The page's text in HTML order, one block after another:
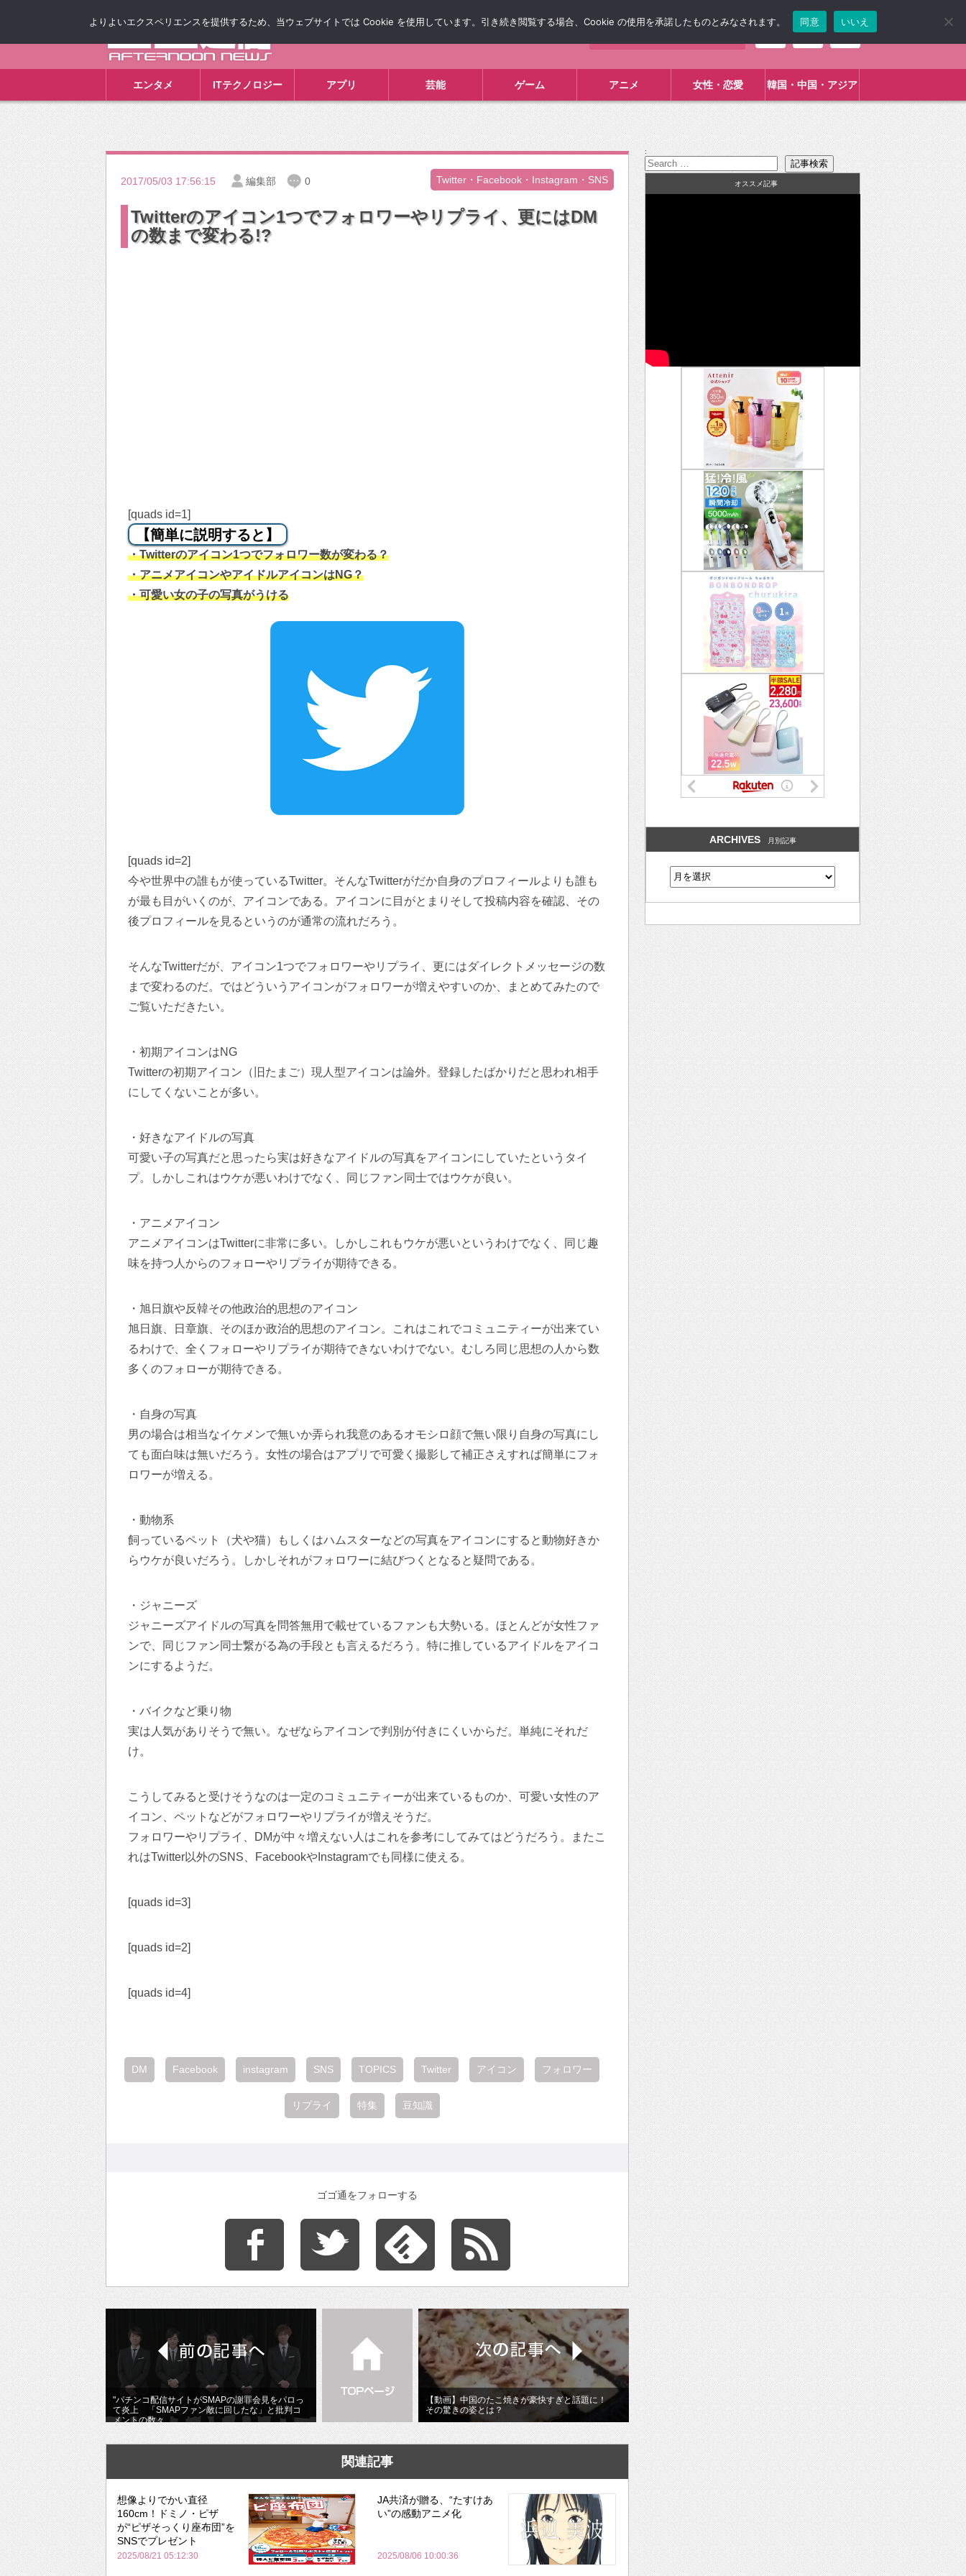
エンタメ ITテクノロジー アプリ 芸能 ゲーム アニメ 女性・恋愛 韓国・中国・アジア
2017/05/03 17:56:15 編集部 0 Twitter・Facebook・Instagram・SNS
Twitterのアイコン1つでフォロワーやリプライ、更にはDM
の数まで変わる!?
[quads id=1]
【簡単に説明すると】
・Twitterのアイコン1つでフォロワー数が変わる？
・アニメアイコンやアイドルアイコンはNG？
・可愛い女の子の写真がうける
[quads id=2]
今や世界中の誰もが使っているTwitter。そんなTwitterがだか自身のプロフィールよりも誰も
が最も目がいくのが、アイコンである。アイコンに目がとまりそして投稿内容を確認、その
後プロフィールを見るというのが通常の流れだろう。
そんなTwitterだが、アイコン1つでフォロワーやリプライ、更にはダイレクトメッセージの数
まで変わるのだ。ではどういうアイコンがフォロワーが増えやすいのか、まとめてみたので
ご覧いただきたい。
・初期アイコンはNG
Twitterの初期アイコン（旧たまご）現人型アイコンは論外。登録したばかりだと思われ相手
にしてくないことが多い。
・好きなアイドルの写真
可愛い子の写真だと思ったら実は好きなアイドルの写真をアイコンにしていたというタイ
プ。しかしこれはウケが悪いわけでなく、同じファン同士ではウケが良い。
・アニメアイコン
アニメアイコンはTwitterに非常に多い。しかしこれもウケが悪いというわけでなく、同じ趣
味を持つ人からのフォローやリプライが期待できる。
・旭日旗や反韓その他政治的思想のアイコン
旭日旗、日章旗、そのほか政治的思想のアイコン。これはこれでコミュニティーが出来てい
るわけで、全くフォローやリプライが期待できないわけでない。むしろ同じ思想の人から数
多くのフォローが期待できる。
・自身の写真
男の場合は相当なイケメンで無いか弄られ我意のあるオモシロ顔で無い限り自身の写真にし
ても面白味は無いだろう。女性の場合はアプリで可愛く撮影して補正さえすれば簡単にフォ
ロワーが増える。
・動物系
飼っているペット（犬や猫）もしくはハムスターなどの写真をアイコンにすると動物好きか
らウケが良いだろう。しかしそれがフォロワーに結びつくとなると疑問である。
・ジャニーズ
ジャニーズアイドルの写真を問答無用で載せているファンも大勢いる。ほとんどが女性ファ
ンで、同じファン同士繋がる為の手段とも言えるだろう。特に推しているアイドルをアイコ
ンにするようだ。
・バイクなど乗り物
実は人気がありそうで無い。なぜならアイコンで判別が付きにくいからだ。単純にそれだ
け。
こうしてみると受けそうなのは一定のコミュニティーが出来ているものか、可愛い女性のア
イコン、ペットなどがフォロワーやリプライが増えそうだ。
フォロワーやリプライ、DMが中々増えない人はこれを参考にしてみてはどうだろう。またこ
れはTwitter以外のSNS、FacebookやInstagramでも同様に使える。
[quads id=3]
[quads id=2]
[quads id=4]
DM Facebook instagram SNS TOPICS Twitter アイコン フォロワー
リプライ 特集 豆知識
ゴゴ通をフォローする
"パチンコ配信サイトがSMAPの謝罪会見をパロっ
て炎上 「SMAPファン敵に回したな」と批判コ
メントの数々
【動画】中国のたこ焼きが豪快すぎと話題に！
その驚きの姿とは？
関連記事
想像よりでかい直径
160cm！ドミノ・ピザ
が“ピザそっくり座布団”を
SNSでプレゼント
2025/08/21 05:12:30
JA共済が贈る、“たすけあ
い”の感動アニメ化
2025/08/06 10:00:36
:
オススメ記事
ARCHIVES 月別記事
よりよいエクスペリエンスを提供するため、当ウェブサイトでは Cookie を使用しています。引き続き閲覧する場合、Cookie の使用を承諾したものとみなされます。 同意 いいえ